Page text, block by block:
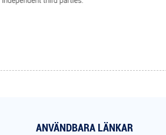
ANVÄNDBARA LÄNKAR